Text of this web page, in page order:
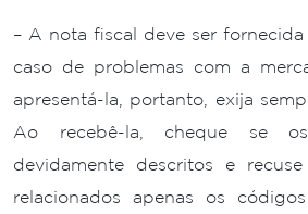
– A nota fiscal deve ser
caso de problemas com a
apresentá-la, portanto, exija
Ao recebê-la, cheque se
devidamente descritos e
relacionados apenas os